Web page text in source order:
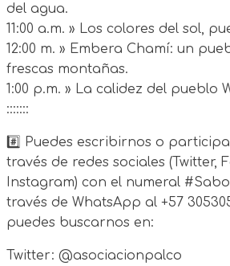
del agua.
11:00 a.m. » Los colores del sol,
12:00 m. » Embera Chamí: un
frescas montañas.
1:00 p.m. » La calidez del pueblo
:::::::
#️⃣ Puedes escribirnos o
través de redes sociales (Twitter,
Instagram) con el numeral
través de WhatsApp al +57
puedes buscarnos en:
Twitter: @asociacionpalco